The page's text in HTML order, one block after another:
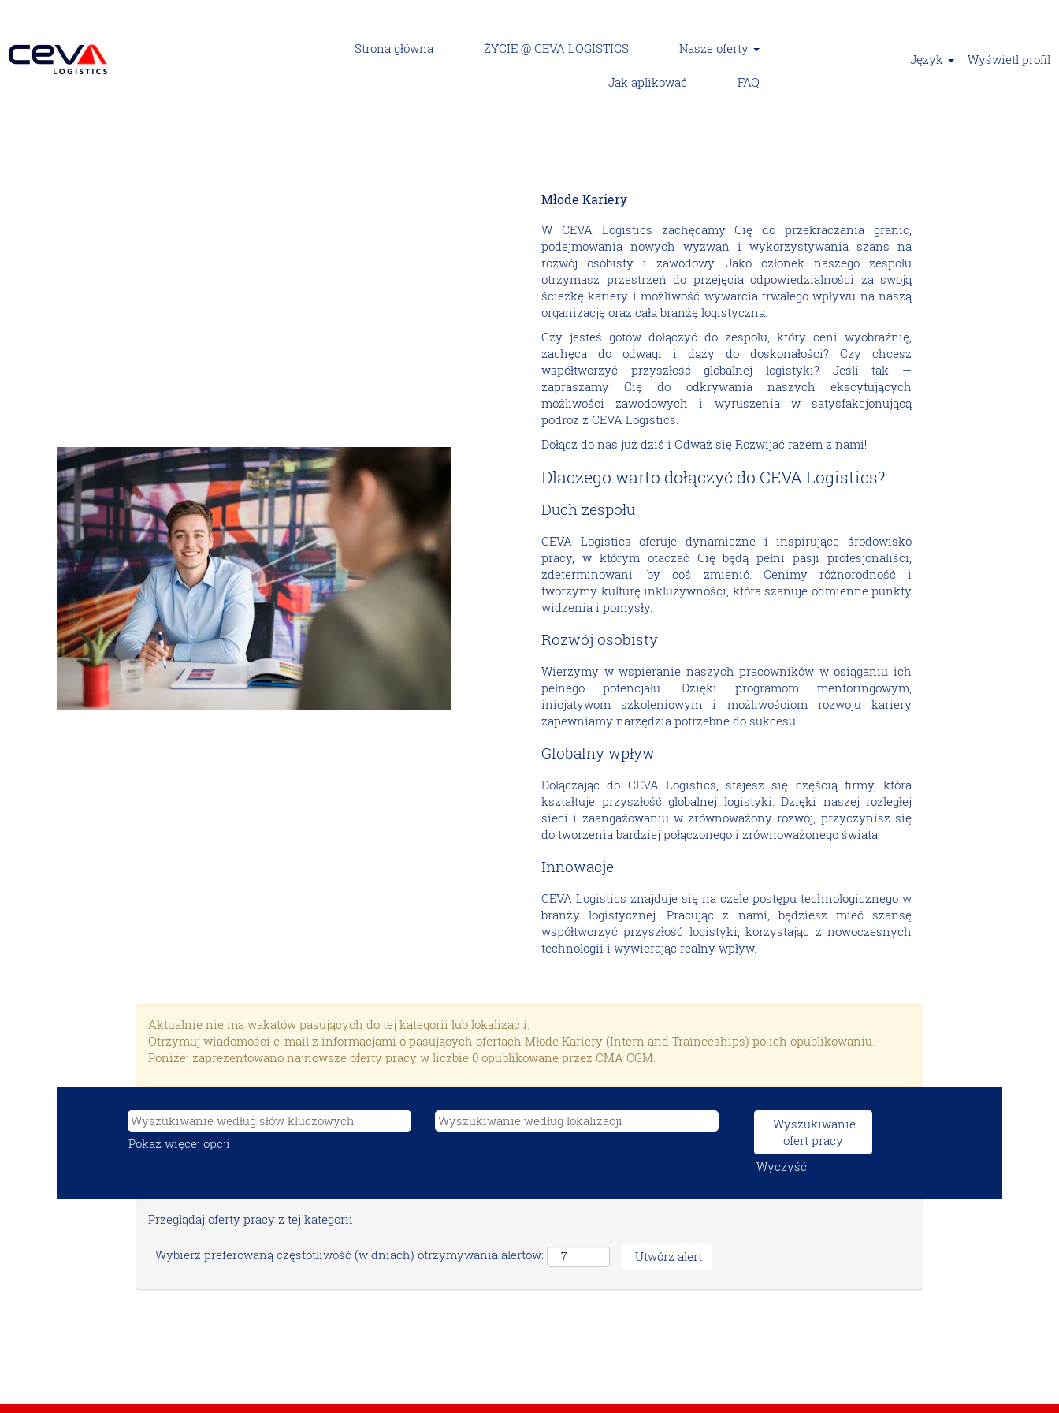
Strona główna ŻYCIE @ CEVA LOGISTICS Nasze oferty
Jak aplikować FAQ
Język Wyświetl profil
Młode Kariery
W CEVA Logistics zachęcamy Cię do przekraczania granic,
podejmowania nowych wyzwań i wykorzystywania szans na
rozwój osobisty i zawodowy. Jako członek naszego zespołu
otrzymasz przestrzeń do przejęcia odpowiedzialności za swoją
ścieżkę kariery i możliwość wywarcia trwałego wpływu na naszą
organizację oraz całą branżę logistyczną.
Czy jesteś gotów dołączyć do zespołu, który ceni wyobraźnię,
zachęca do odwagi i dąży do doskonałości? Czy chcesz
współtworzyć przyszłość globalnej logistyki? Jeśli tak —
zapraszamy Cię do odkrywania naszych ekscytujących
możliwości zawodowych i wyruszenia w satysfakcjonującą
podróż z CEVA Logistics.
Dołącz do nas już dziś i Odważ się Rozwijać razem z nami!
Dlaczego warto dołączyć do CEVA Logistics?
Duch zespołu
CEVA Logistics oferuje dynamiczne i inspirujące środowisko
pracy, w którym otaczać Cię będą pełni pasji profesjonaliści,
zdeterminowani, by coś zmienić. Cenimy różnorodność i
tworzymy kulturę inkluzywności, która szanuje odmienne punkty
widzenia i pomysły.
Rozwój osobisty
Wierzymy w wspieranie naszych pracowników w osiąganiu ich
pełnego potencjału. Dzięki programom mentoringowym,
inicjatywom szkoleniowym i możliwościom rozwoju kariery
zapewniamy narzędzia potrzebne do sukcesu.
Globalny wpływ
Dołączając do CEVA Logistics, stajesz się częścią firmy, która
kształtuje przyszłość globalnej logistyki. Dzięki naszej rozległej
sieci i zaangażowaniu w zrównoważony rozwój, przyczynisz się
do tworzenia bardziej połączonego i zrównoważonego świata.
Innowacje
CEVA Logistics znajduje się na czele postępu technologicznego w
branży logistycznej. Pracując z nami, będziesz mieć szansę
współtworzyć przyszłość logistyki, korzystając z nowoczesnych
technologii i wywierając realny wpływ.
Aktualnie nie ma wakatów pasujących do tej kategorii lub lokalizacji.
Otrzymuj wiadomości e-mail z informacjami o pasujących ofertach Młode Kariery (Intern and Traineeships) po ich opublikowaniu.
Poniżej zaprezentowano najnowsze oferty pracy w liczbie 0 opublikowane przez CMA CGM.
Pokaż więcej opcji
Wyczyść
Przeglądaj oferty pracy z tej kategorii
Wybierz preferowaną częstotliwość (w dniach) otrzymywania alertów: